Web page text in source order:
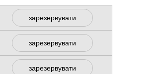
зарезервувати
зарезервувати
зарезервувати